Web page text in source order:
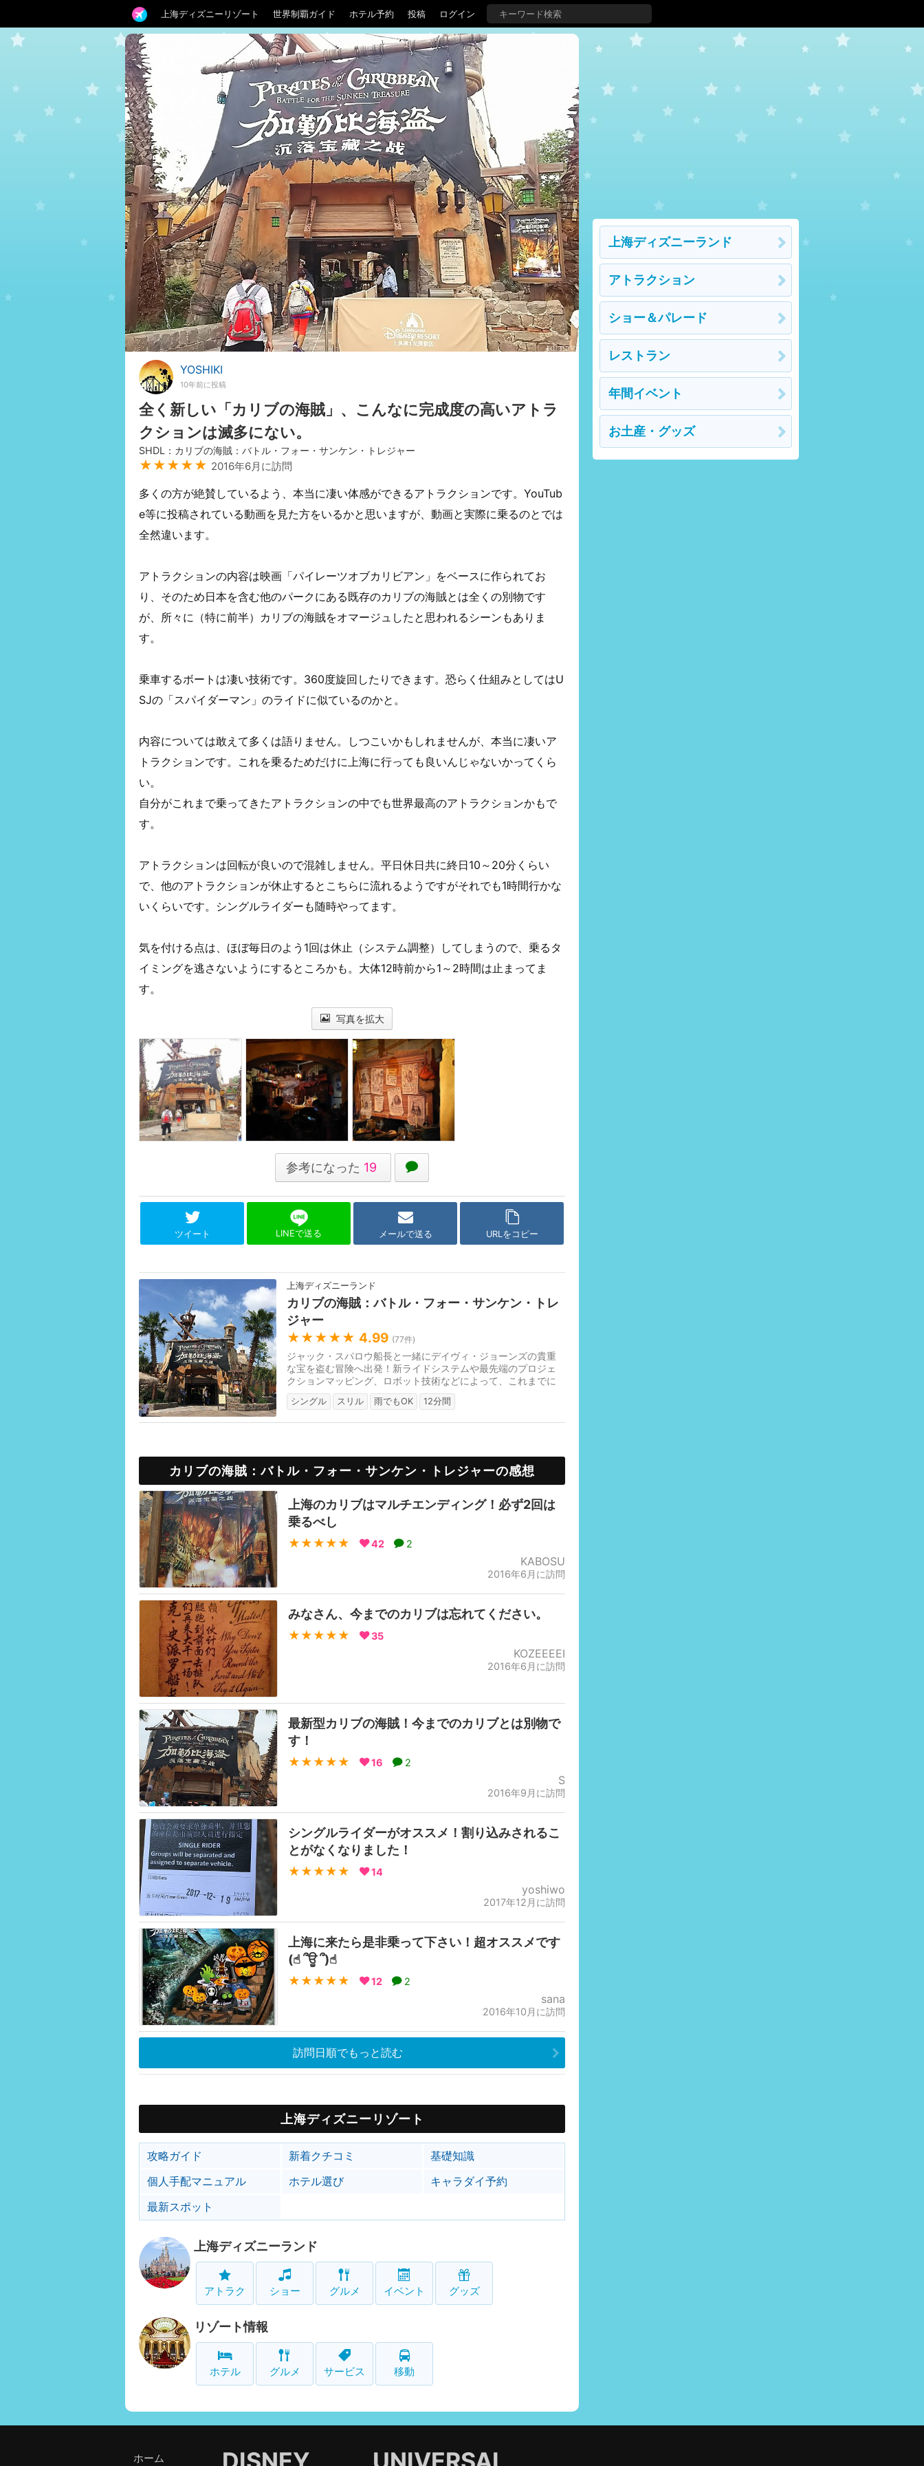
上海ディズニーリゾート 世界制覇ガイド ホテル予約 投稿 ログイン
YOSHIKI
10年前に投稿
全く新しい「カリブの海賊」、こんなに完成度の高いアトラ
クションは滅多にない。
SHDL：カリブの海賊：バトル・フォー・サンケン・トレジャー
★★★★★ 2016年6月に訪問
多くの方が絶賛しているよう、本当に凄い体感ができるアトラクションです。YouTub
e等に投稿されている動画を見た方をいるかと思いますが、動画と実際に乗るのとでは
全然違います。
アトラクションの内容は映画「パイレーツオブカリビアン」をベースに作られてお
り、そのため日本を含む他のパークにある既存のカリブの海賊とは全くの別物です
が、所々に（特に前半）カリブの海賊をオマージュしたと思われるシーンもありま
す。
乗車するボートは凄い技術です。360度旋回したりできます。恐らく仕組みとしてはU
SJの「スパイダーマン」のライドに似ているのかと。
内容については敢えて多くは語りません。しつこいかもしれませんが、本当に凄いア
トラクションです。これを乗るためだけに上海に行っても良いんじゃないかってくら
い。
自分がこれまで乗ってきたアトラクションの中でも世界最高のアトラクションかもで
す。
アトラクションは回転が良いので混雑しません。平日休日共に終日10～20分くらい
で、他のアトラクションが休止するとこちらに流れるようですがそれでも1時間行かな
いくらいです。シングルライダーも随時やってます。
気を付ける点は、ほぼ毎日のよう1回は休止（システム調整）してしまうので、乗るタ
イミングを逃さないようにするところかも。大体12時前から1～2時間は止まってま
す。
写真を拡大
参考になった 19
ツイート LINEで送る メールで送る URLをコピー
上海ディズニーランド
カリブの海賊：バトル・フォー・サンケン・トレ
ジャー
★★★★★ 4.99 (77件)
ジャック・スパロウ船長と一緒にデイヴィ・ジョーンズの貴重
な宝を盗む冒険へ出発！新ライドシステムや最先端のプロジェ
クションマッピング、ロボット技術などによって、これまでに
ないスリリングな航海を体験で...
シングル スリル 雨でもOK 12分間
カリブの海賊：バトル・フォー・サンケン・トレジャーの感想
上海のカリブはマルチエンディング！必ず2回は
乗るべし
★★★★★ 42 2
KABOSU
2016年6月に訪問
みなさん、今までのカリブは忘れてください。
★★★★★ 35
KOZEEEEI
2016年6月に訪問
最新型カリブの海賊！今までのカリブとは別物で
す！
★★★★★ 16 2
S
2016年9月に訪問
シングルライダーがオススメ！割り込みされるこ
とがなくなりました！
★★★★★ 14
yoshiwo
2017年12月に訪問
上海に来たら是非乗って下さい！超オススメです
(☝︎ ՞ਊ ՞)☝︎
★★★★★ 12 2
sana
2016年10月に訪問
訪問日順でもっと読む
上海ディズニーリゾート
攻略ガイド 新着クチコミ
基礎知識
個人手配マニュアル
ホテル選び
キャラダイ予約
最新スポット
上海ディズニーランド
アトラク ショー グルメ イベント グッズ
リゾート情報
ホテル グルメ サービス 移動
上海ディズニーランド
アトラクション
ショー＆パレード
レストラン
年間イベント
お土産・グッズ
ホーム